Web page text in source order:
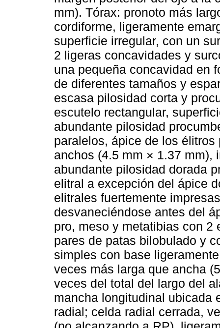
mm). Tórax: pronoto más
cordiforme, ligeramente
superficie irregular, con un
2 ligeras concavidades y
una pequeña concavidad en
de diferentes tamaños y
escasa pilosidad corta y
escutelo rectangular,
abundante pilosidad
paralelos, ápice de los
anchos (4.5 mm × 1.37 mm),
abundante pilosidad dorada
elitral a excepción del ápice
elitrales fuertemente
desvaneciéndose antes del
pro, meso y metatibias con 2
pares de patas bilobulado y
simples con base
veces más larga que ancha
veces del total del largo del
mancha longitudinal ubicada
radial; celda radial cerrada,